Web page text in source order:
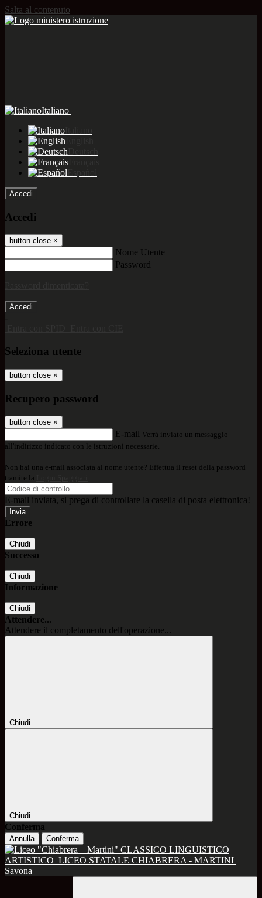
Salta al contenuto
Italiano
Accedi
Accedi
button close ×
Nome Utente
Password
-
Seleziona utente
button close ×
Recupero password
button close ×
E-mail Verrà inviato un messaggio
all'indirizzo indicato con le istruzioni necessarie.
Non hai una e-mail associata al nome utente? Effettua il reset della password
tramite la
E-mail inviata, si prega di controllare la casella di posta elettronica!
Errore
Chiudi
Successo
Chiudi
Informazione
Chiudi
Attendere...
Attendere il completamento dell'operazione...
Chiudi
Chiudi
Conferma
Annulla Conferma
CLASSICO LINGUISTICO
ARTISTICO LICEO STATALE CHIABRERA - MARTINI
Savona